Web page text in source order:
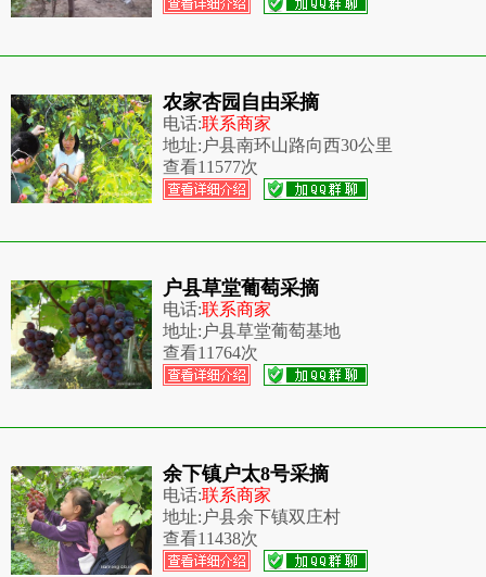
农家杏园自由采摘
电话:联系商家
地址: 户县南环山路向西30公里
查看11577次
户县草堂葡萄采摘
电话:联系商家
地址: 户县草堂葡萄基地
查看11764次
余下镇户太8号采摘
电话:联系商家
地址: 户县余下镇双庄村
查看11438次